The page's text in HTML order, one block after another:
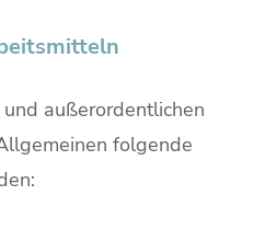
außerordentlichen
folgende